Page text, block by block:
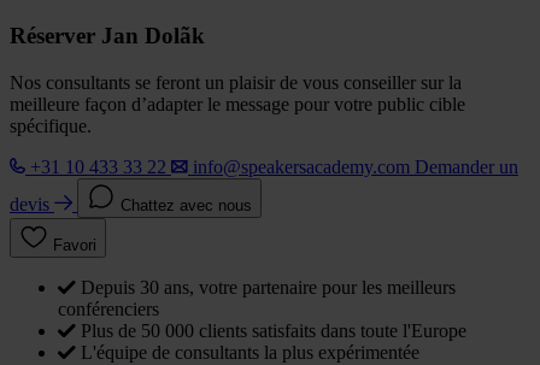
Réserver Jan Dolãk
Nos consultants se feront un plaisir de vous conseiller sur la
meilleure façon d’adapter le message pour votre public cible
spécifique.
+31 10 433 33 22
info@speakersacademy.com Demander un
devis
Chattez avec nous
Favori
Depuis 30 ans, votre partenaire pour les meilleurs
conférenciers
Plus de 50 000 clients satisfaits dans toute l'Europe
L'équipe de consultants la plus expérimentée